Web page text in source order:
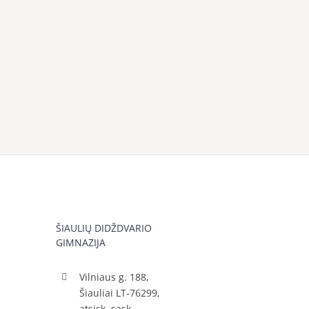
ŠIAULIŲ DIDŽDVARIO
GIMNAZIJA
Vilniaus g. 188,
Šiauliai LT-76299,